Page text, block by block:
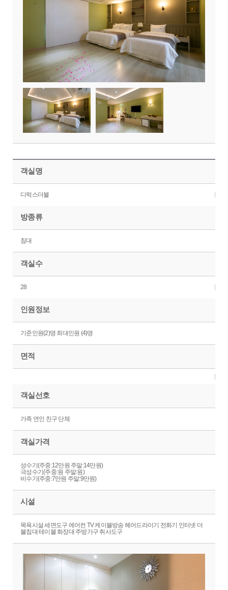
객실명
디럭스더블
방종류
침대
객실수
28
인원정보
기준인원(2)명 최대인원 (4)명
면적
객실선호
가족 연인 친구 단체
객실가격
성수기(주중:12만원 주말:14만원)
극성수기(주중:원 주말:원)
비수기(주중:7만원 주말:9만원)
시설
목욕시설 세면도구 에어컨 TV 케이블방송 헤어드라이기 전화기 인터넷 더
블침대 테이블 화장대 주방가구 취사도구